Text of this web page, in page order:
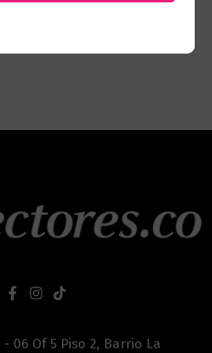
06 Of 5 Piso 2, Barrio La